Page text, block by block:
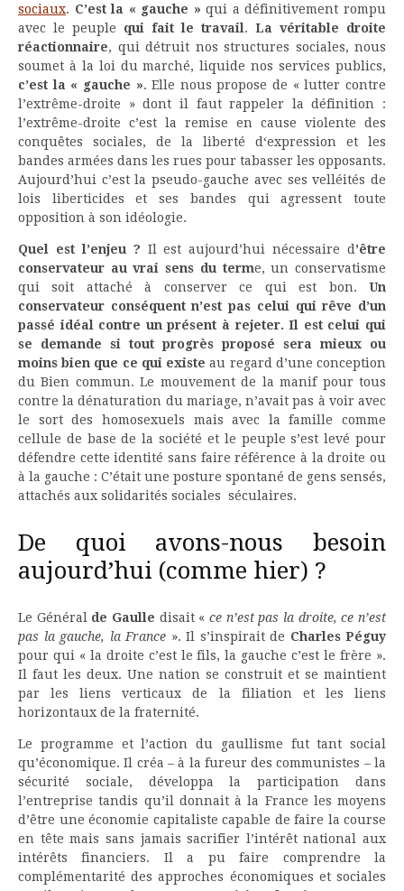
sociaux. C’est la « gauche » qui a définitivement rompu
avec le peuple qui fait le travail . La véritable droite
réactionnaire, qui détruit nos structures sociales, nous
soumet à la loi du marché, liquide nos services publics,
c’est la « gauche ». Elle nous propose de « lutter contre
l’extrême-droite » dont il faut rappeler la définition :
l’extrême-droite c’est la remise en cause violente des
conquêtes sociales, de la liberté d‘expression et les
bandes armées dans les rues pour tabasser les opposants.
Aujourd’hui c’est la pseudo-gauche avec ses velléités de
lois liberticides et ses bandes qui agressent toute
opposition à son idéologie.
Quel est l’enjeu ? Il est aujourd’hui nécessaire d ’être
conservateur au vrai sens du terme, un conservatisme
qui soit attaché à conserver ce qui est bon. Un
conservateur conséquent n’est pas celui qui rêve d’un
passé idéal contre un présent à rejeter. Il est celui qui
se demande si tout progrès proposé sera mieux ou
moins bien que ce qui existe au regard d’une conception
du Bien commun. Le mouvement de la manif pour tous
contre la dénaturation du mariage, n’avait pas à voir avec
le sort des homosexuels mais avec la famille comme
cellule de base de la société et le peuple s’est levé pour
défendre cette identité sans faire référence à la droite ou
à la gauche : C’était une posture spontané de gens sensés,
attachés aux solidarités sociales séculaires.
De quoi avons-nous besoin
aujourd’hui (comme hier) ?
Le Général de Gaulle disait «ce n’est pas la droite, ce n’est
pas la gauche, la France ». Il s’inspirait de Charles Péguy
pour qui « la droite c’est le fils, la gauche c’est le frère ».
Il faut les deux. Une nation se construit et se maintient
par les liens verticaux de la filiation et les liens
horizontaux de la fraternité.
Le programme et l’action du gaullisme fut tant social
qu’économique. Il créa – à la fureur des communistes – la
sécurité sociale, développa la participation dans
l’entreprise tandis qu’il donnait à la France les moyens
d’être une économie capitaliste capable de faire la course
en tête mais sans jamais sacrifier l’intérêt national aux
intérêts financiers. Il a pu faire comprendre la
complémentarité des approches économiques et sociales